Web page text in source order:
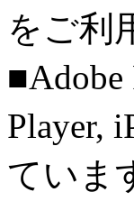
をご利
■Adobe
Player,
ていま